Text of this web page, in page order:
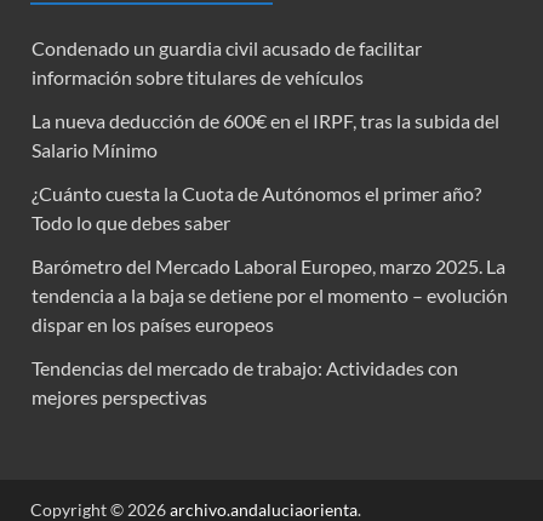
Condenado un guardia civil acusado de facilitar
información sobre titulares de vehículos
La nueva deducción de 600€ en el IRPF, tras la subida del
Salario Mínimo
¿Cuánto cuesta la Cuota de Autónomos el primer año?
Todo lo que debes saber
Barómetro del Mercado Laboral Europeo, marzo 2025. La
tendencia a la baja se detiene por el momento – evolución
dispar en los países europeos
Tendencias del mercado de trabajo: Actividades con
mejores perspectivas
Copyright © 2026archivo.andaluciaorienta.